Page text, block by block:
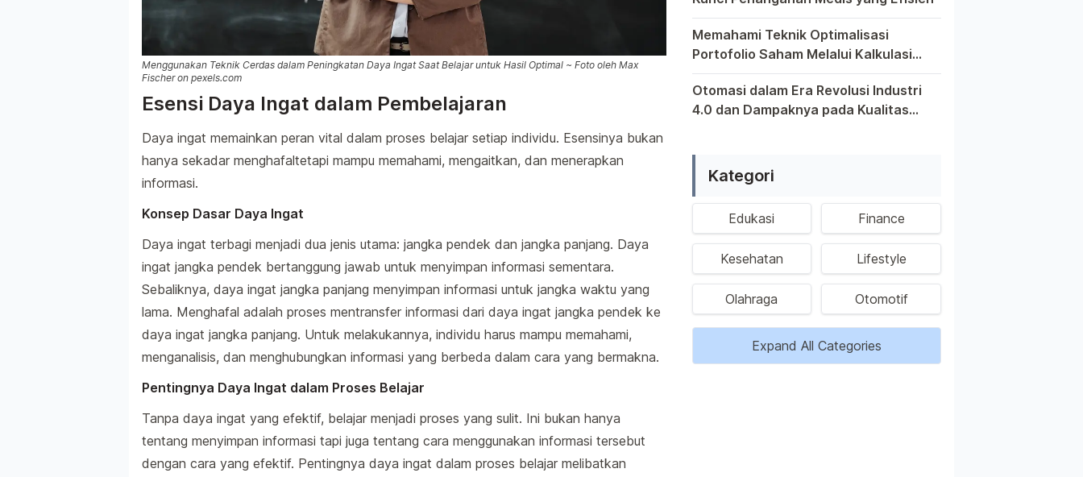
Menggunakan Teknik Cerdas dalam Peningkatan Daya Ingat Saat Belajar untuk Hasil Optimal ~ Foto oleh Max
Fischer on pexels.com
Esensi Daya Ingat dalam Pembelajaran
Daya ingat memainkan peran vital dalam proses belajar setiap individu. Esensinya bukan
hanya sekadar menghafaltetapi mampu memahami, mengaitkan, dan menerapkan
informasi.
Konsep Dasar Daya Ingat
Daya ingat terbagi menjadi dua jenis utama: jangka pendek dan jangka panjang. Daya
ingat jangka pendek bertanggung jawab untuk menyimpan informasi sementara.
Sebaliknya, daya ingat jangka panjang menyimpan informasi untuk jangka waktu yang
lama. Menghafal adalah proses mentransfer informasi dari daya ingat jangka pendek ke
daya ingat jangka panjang. Untuk melakukannya, individu harus mampu memahami,
menganalisis, dan menghubungkan informasi yang berbeda dalam cara yang bermakna.
Pentingnya Daya Ingat dalam Proses Belajar
Tanpa daya ingat yang efektif, belajar menjadi proses yang sulit. Ini bukan hanya
tentang menyimpan informasi tapi juga tentang cara menggunakan informasi tersebut
dengan cara yang efektif. Pentingnya daya ingat dalam proses belajar melibatkan
Bagi yang memiliki anggota keluarga yang berpotensi tinggi,
Memahami Teknik Optimalisasi
Portofolio Saham Melalui Kalkulasi
Return Investasi
Kewajiban untuk memahami teknik optimalisasi portofolio
Otomasi dalam Era Revolusi Industri
4.0 dan Dampaknya pada Kualitas
Kategori
Edukasi Finance
Kesehatan Lifestyle
Olahraga Otomotif
Expand All Categories